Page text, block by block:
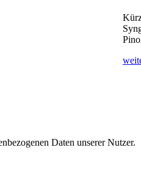
Daten unserer Nutzer.